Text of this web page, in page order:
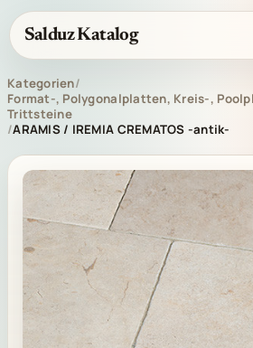
Salduz Katalog
Kategorien/
Format-, Polygonalplatten, Kreis-,
Trittsteine
/ARAMIS / IREMIA CREMATOS -antik-